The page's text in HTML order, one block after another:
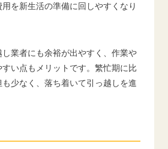
を新生活の準備に回しやすくなり
し業者にも余裕が出やすく、作業や
い点もメリットです。繁忙期に比
少なく、落ち着いて引っ越しを進